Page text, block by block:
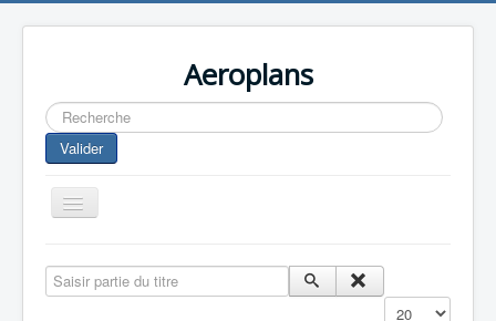
Aeroplans
Rechercher
Valider
Toggle
Navigation
Aviation Commerciale
Saisir partie du titre
Affichage #